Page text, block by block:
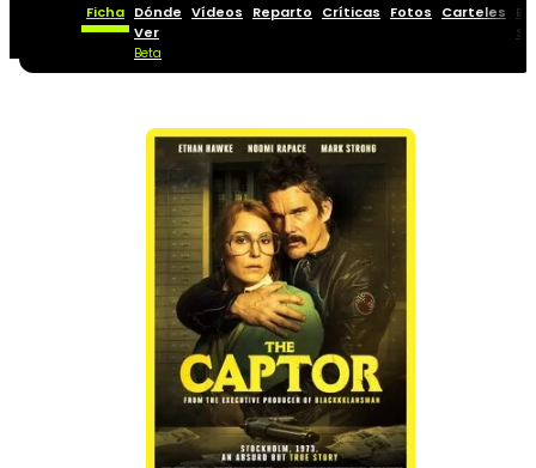
Ficha Dónde
Ver
Beta
Vídeos Reparto Críticas Fotos Carteles